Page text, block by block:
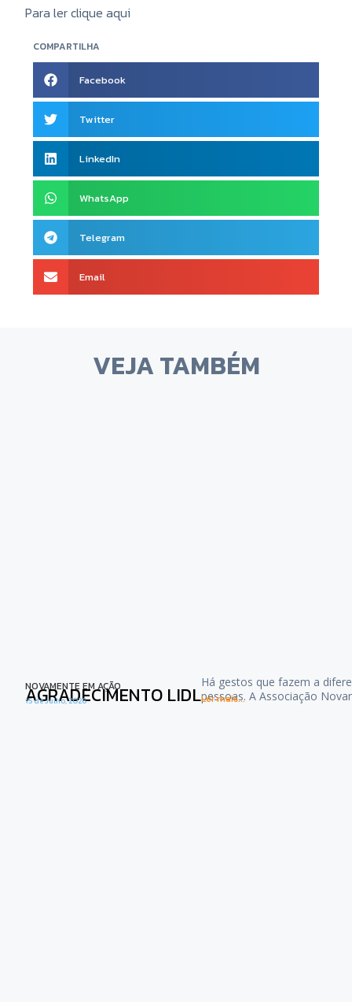
COMPARTILHA
Facebook
Twitter
LinkedIn
WhatsApp
Telegram
Email
Para ler clique aqui
VEJA TAMBÉM
NOVAMENTE EM AÇÃO
AGRADECIMENTO LIDL
15 de Julho, 2026
Há gestos que fazem a
pessoas. A Associação
Ler mais...